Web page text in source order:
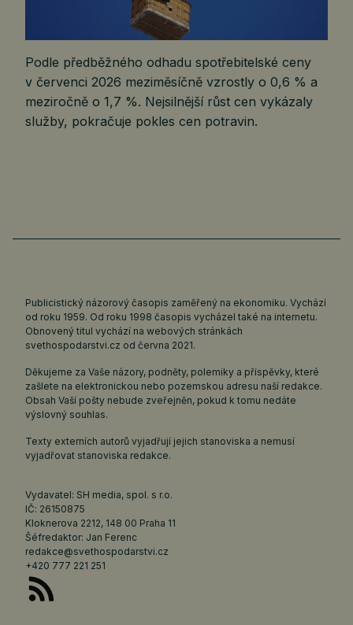
Podle předběžného odhadu spotřebitelské ceny
v červenci 2026 meziměsíčně vzrostly o 0,6 % a
meziročně o 1,7 %. Nejsilnější růst cen vykázaly
služby, pokračuje pokles cen potravin.
Publicistický názorový časopis zaměřený na ekonomiku. Vychází
od roku 1959. Od roku 1998 časopis vycházel také na internetu.
Obnovený titul vychází na webových stránkách
svethospodarstvi.cz od června 2021.
Děkujeme za Vaše názory, podněty, polemiky a příspěvky, které
zašlete na elektronickou nebo pozemskou adresu naší redakce.
Obsah Vaší pošty nebude zveřejněn, pokud k tomu nedáte
výslovný souhlas.
Texty externích autorů vyjadřují jejich stanoviska a nemusí
vyjadřovat stanoviska redakce.
Vydavatel: SH media, spol. s r.o.
IČ: 26150875
Kloknerova 2212, 148 00 Praha 11
Šéfredaktor: Jan Ferenc
redakce@svethospodarstvi.cz
+420 777 221 251